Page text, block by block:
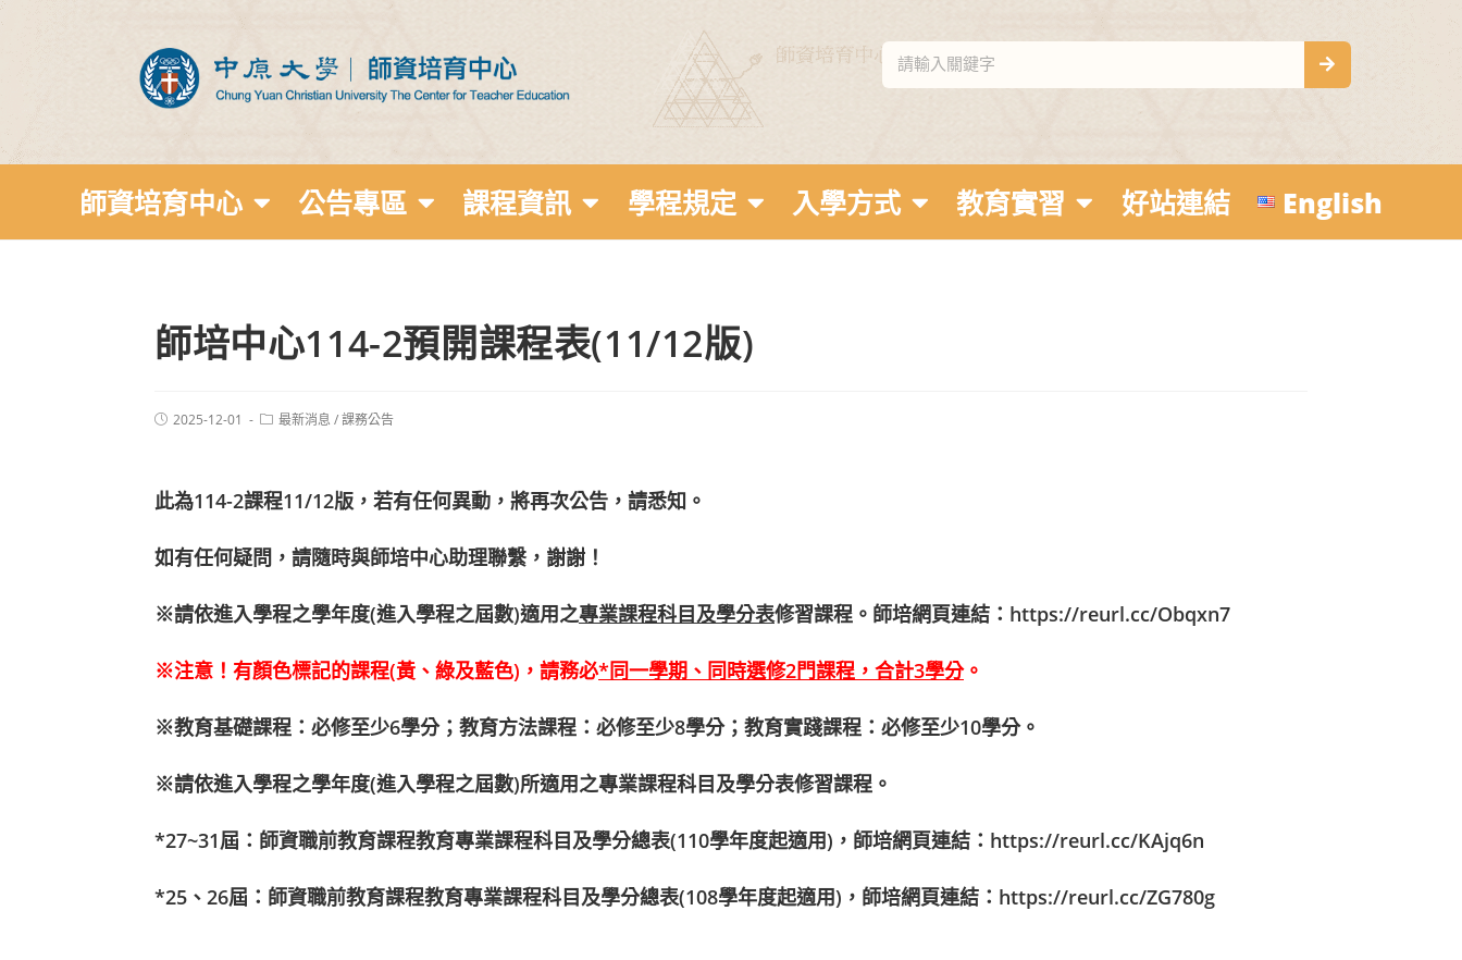
師資培育中心 公告專區 課程資訊 學程規定 入學方式 教育實習 好站連結 English
師培中心114-2預開課程表(11/12版)
2025-12-01 最新消息 /課務公告
此為114-2課程11/12版，若有任何異動，將再次公告，請悉知。
如有任何疑問，請隨時與師培中心助理聯繫，謝謝！
※請依進入學程之學年度(進入學程之屆數)適用之專業課程科目及學分表修習課程。師培網頁連結： https://reurl.cc/Obqxn7
※注意！有顏色標記的課程(黃、綠及藍色)，請務必*同一學期、同時選修2門課程，合計3學分。
※教育基礎課程：必修至少6學分；教育方法課程：必修至少8學分；教育實踐課程：必修至少10學分。
※請依進入學程之學年度(進入學程之屆數)所適用之專業課程科目及學分表修習課程。
*27~31屆：師資職前教育課程教育專業課程科目及學分總表(110學年度起適用)，師培網頁連結： https://reurl.cc/KAjq6n
*25、26屆：師資職前教育課程教育專業課程科目及學分總表(108學年度起適用)，師培網頁連結： https://reurl.cc/ZG780g